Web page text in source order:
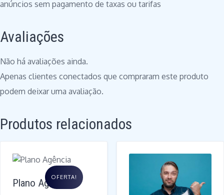
anúncios sem pagamento de taxas ou tarifas
Avaliações
Não há avaliações ainda.
Apenas clientes conectados que compraram este produto
podem deixar uma avaliação.
Produtos relacionados
OFERTA!
Plano Agência